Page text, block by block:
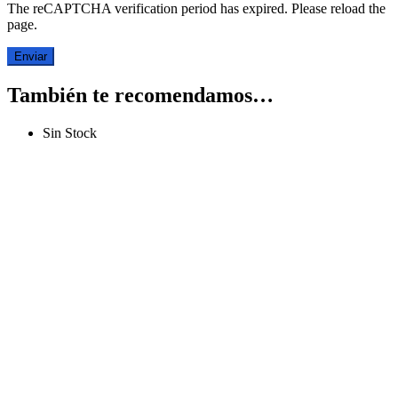
The reCAPTCHA verification period has expired. Please reload the
page.
También te recomendamos…
Sin Stock